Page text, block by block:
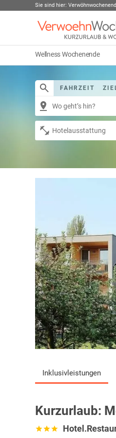
Sie sind hier:
Wellness Wochenende
FAHRZEIT
Inklusivleistungen
Kurzurlaub: